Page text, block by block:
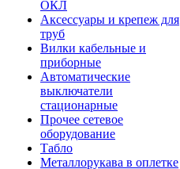
ОКЛ
Аксессуары и крепеж для
труб
Вилки кабельные и
приборные
Автоматические
выключатели
стационарные
Прочее сетевое
оборудование
Табло
Металлорукава в оплетке